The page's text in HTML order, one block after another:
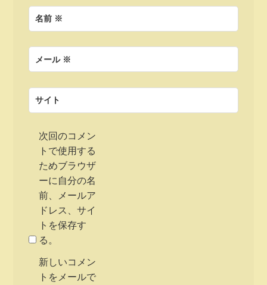
名前 ※
メール ※
サイト
次回のコメン
トで使用する
ためブラウザ
ーに自分の名
前、メールア
ドレス、サイ
トを保存す
る。
新しいコメン
トをメールで